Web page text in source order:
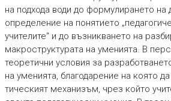
на подхода води до формулирането на
определение на понятието
учителите“ и до възникването на
макроструктурата на уменията. В
теоретични условия за
на уменията, благодарение на която
тическият механизъм, чрез който